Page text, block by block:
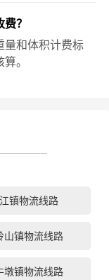
？
量和体积计费标
。
镇物流线路
山镇物流线路
墩镇物流线路